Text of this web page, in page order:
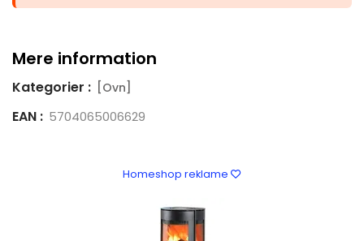
Mere information
Kategorier : [Ovn]
EAN : 5704065006629
Homeshop reklame